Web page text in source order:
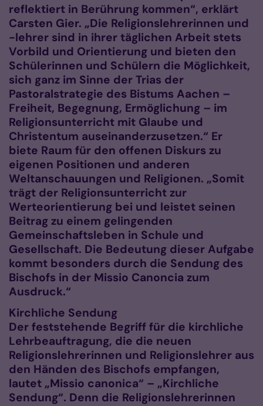
reflektiert in Berührung kommen“, erklärt
Carsten Gier. „Die Religionslehrerinnen und
-lehrer sind in ihrer täglichen Arbeit stets
Vorbild und Orientierung und bieten den
Schülerinnen und Schülern die Möglichkeit,
sich ganz im Sinne der Trias der
Pastoralstrategie des Bistums Aachen –
Freiheit, Begegnung, Ermöglichung – im
Religionsunterricht mit Glaube und
Christentum auseinanderzusetzen.“ Er
biete Raum für den offenen Diskurs zu
eigenen Positionen und anderen
Weltanschauungen und Religionen. „Somit
trägt der Religionsunterricht zur
Werteorientierung bei und leistet seinen
Beitrag zu einem gelingenden
Gemeinschaftsleben in Schule und
Gesellschaft. Die Bedeutung dieser Aufgabe
kommt besonders durch die Sendung des
Bischofs in der Missio Canoncia zum
Ausdruck.“
Kirchliche Sendung
Der feststehende Begriff für die kirchliche
Lehrbeauftragung, die die neuen
Religionslehrerinnen und Religionslehrer aus
den Händen des Bischofs empfangen,
lautet „Missio canonica“ – „Kirchliche
Sendung“. Denn die Religionslehrerinnen